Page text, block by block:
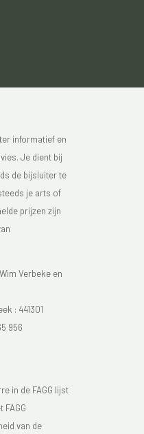
informatief en
Je dient bij
de bijsluiter te
je arts of
prijzen zijn
Verbeke en
: 441301
956
in de FAGG lijst
van de